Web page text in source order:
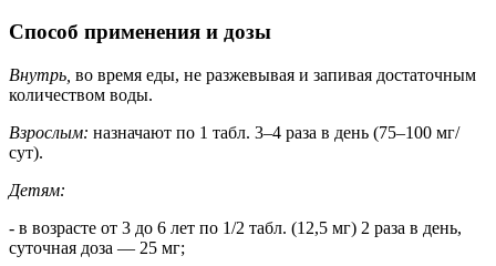
Способ применения и дозы
Внутрь, во время еды, не разжевывая и запивая достаточным
количеством воды.
Взрослым: назначают по 1 табл. 3–4 раза в день (75–100 мг/
сут).
Детям:
- в возрасте от 3 до 6 лет по 1/2 табл. (12,5 мг) 2 раза в день,
суточная доза — 25 мг;